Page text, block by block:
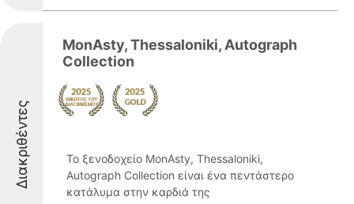
Διακριθέντες
MonAsty, Thessaloniki, Autograph
Collection
Το ξενοδοχείο MonAsty, Thessaloniki,
Autograph Collection είναι ένα πεντάστερο
κατάλυμα στην καρδιά της